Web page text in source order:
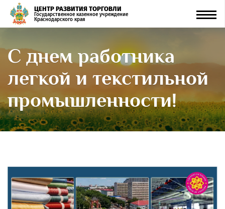
ЦЕНТР РАЗВИТИЯ ТОРГОВЛИ
Государственное казенное учреждение
Краснодарского края
С днем работника
легкой и текстильной
промышленности!